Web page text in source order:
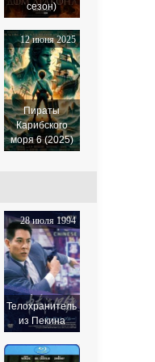
сезон)
12 июня 2025
Пираты
Карибского
моря 6 (2025)
28 июля 1994
Телохранитель
из Пекина